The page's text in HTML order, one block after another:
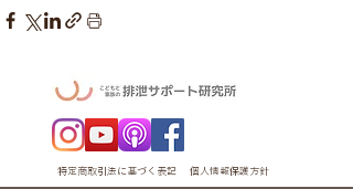
特定商取引法に基づく表記 個人情報保護方針